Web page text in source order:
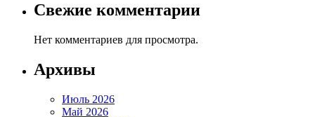
Свежие комментарии
Нет комментариев для просмотра.
Архивы
Июль 2026
Май 2026